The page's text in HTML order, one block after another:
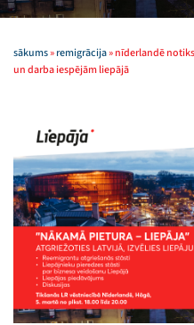
sākums»remigrācija»nīderlandē
un darba iespējām liepājā